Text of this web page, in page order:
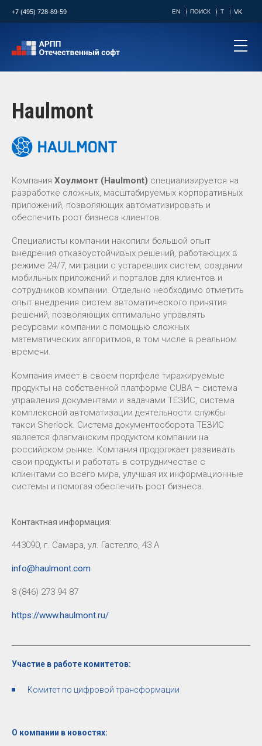
+7 (495) 728-89-59 EN ПОИСК T VK
Haulmont
Компания Хоулмонт (Haulmont) специализируется на
разработке сложных, масштабируемых корпоративных
приложений, позволяющих автоматизировать и
обеспечить рост бизнеса клиентов.
Специалисты компании накопили большой опыт
внедрения отказоустойчивых решений, работающих в
режиме 24/7, миграции с устаревших систем, создании
мобильных приложений и порталов для клиентов и
сотрудников компании. Отдельно необходимо отметить
опыт внедрения систем автоматического принятия
решений, позволяющих оптимально управлять
ресурсами компании с помощью сложных
математических алгоритмов, в том числе в реальном
времени.
Компания имеет в своем портфеле тиражируемые
продукты на собственной платформе CUBA – система
управления документами и задачами ТЕЗИС, система
комплексной автоматизации деятельности службы
такси Sherlock. Система документооборота ТЕЗИС
является флагманским продуктом компании на
российском рынке. Компания продолжает развивать
свои продукты и работать в сотрудничестве с
клиентами со всего мира, улучшая их информационные
системы и помогая обеспечить рост бизнеса.
Контактная информация:
443090, г. Самара, ул. Гастелло, 43 А
info@haulmont.com
8 (846) 273 94 87
https://www.haulmont.ru/
Участие в работе комитетов:
Комитет по цифровой трансформации
О компании в новостях: